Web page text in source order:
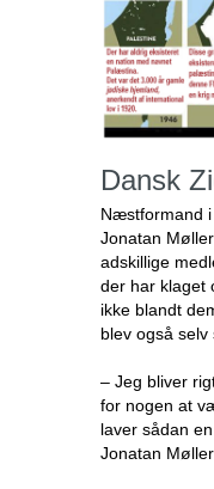
Dansk
Næstformand
Jonatan
adskillige
der har klaget
ikke blandt
blev også selv
– Jeg bliver
for nogen at
laver sådan
Jonatan Møller